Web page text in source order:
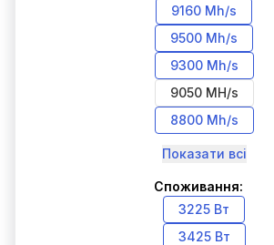
9160 Mh/s
9500 Mh/s
9300 Mh/s
9050 MH/s
8800 Mh/s
Показати всі
Споживання:
3225 Вт
3425 Вт